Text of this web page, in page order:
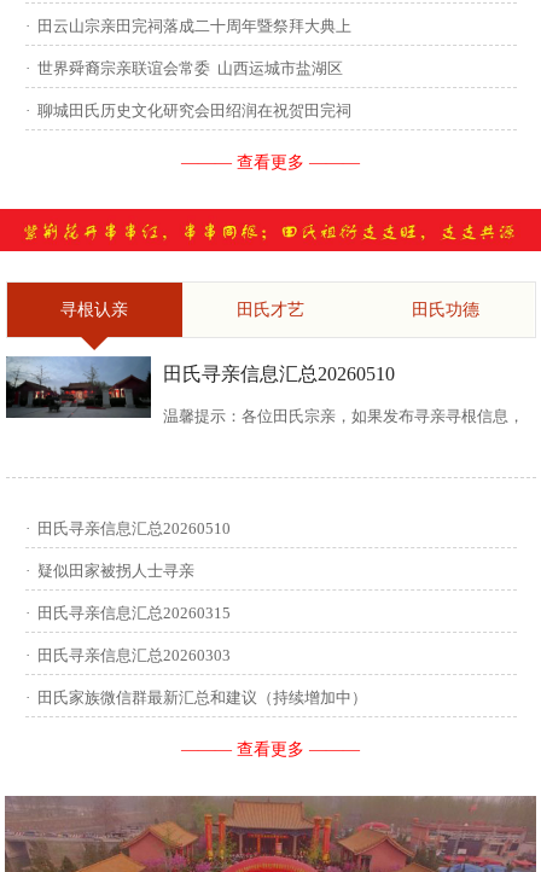
议...
· 田云山宗亲田完祠落成二十周年暨祭拜大典上
· 世界舜裔宗亲联谊会常委 山西运城市盐湖区
· 聊城田氏历史文化研究会田绍润在祝贺田完祠
——— 查看更多 ———
寻根认亲 田氏才艺 田氏功德
田氏寻亲信息汇总20260510
温馨提示：各位田氏宗亲，如果发布寻亲寻根信息，
讳，迁居前字辈和迁居后历次新续的字辈，分迁族人
迁居地，因何原因迁居等。最后别忘了留下联系人和
联系方式。 没有家谱的问问族中老年人口耳相传的信
息有哪些，有家谱请把家谱中的信息简...
· 田氏寻亲信息汇总20260510
· 疑似田家被拐人士寻亲
· 田氏寻亲信息汇总20260315
· 田氏寻亲信息汇总20260303
· 田氏家族微信群最新汇总和建议（持续增加中）
——— 查看更多 ———